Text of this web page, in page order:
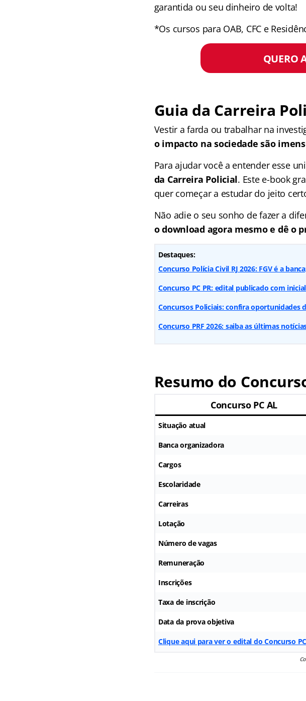
garantida ou seu dinheiro de volta!
*Os cursos para OAB, CFC e
QUERO
Guia da Carreira
Vestir a farda ou trabalhar na
o impacto na sociedade são
Para ajudar você a entender esse
da Carreira Policial. Este e-book
quer começar a estudar do jeito
Não adie o seu sonho de fazer a
o download agora mesmo e dê o
Destaques:
Concurso Polícia Civil RJ 2026: FGV é a
Concurso PC PR: edital publicado com
Concursos Policiais: confira oportunidades
Concurso PRF 2026: saiba as últimas
Resumo do
Concurso PC AL
Situação atual
Banca organizadora
Cargos
Escolaridade
Carreiras
Lotação
Número de vagas
Remuneração
Inscrições
Taxa de inscrição
Data da prova objetiva
Clique aqui para ver o edital do Concurso